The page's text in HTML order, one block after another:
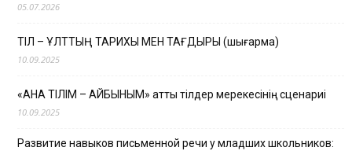
05.07.2026
ТІЛ – ҰЛТТЫҢ ТАРИХЫ МЕН ТАҒДЫРЫ (шығарма)
10.09.2025
«АНА ТІЛІМ – АЙБЫНЫМ» атты тілдер мерекесінің сценариі
10.09.2025
Развитие навыков письменной речи у младших школьников: